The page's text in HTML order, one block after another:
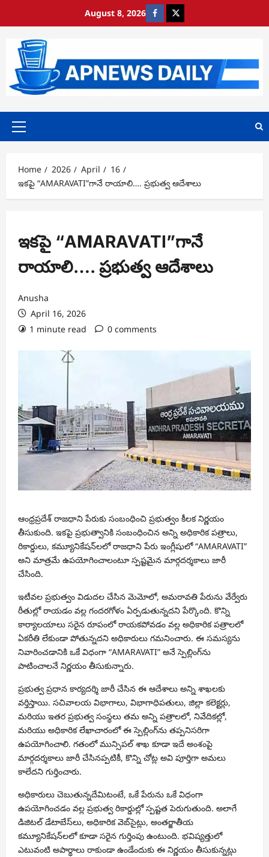
August 8, 2026 https://www.facebook.com/
https://x.com/
Primary
Home 2026 April
16
ఇకపై “AMARAVATI”గానే రాయాలి…. ప్రభుత్వ ఆదేశాలు
ఇకపై “AMARAVATI”గానే
రాయాలి…. ప్రభుత్వ ఆదేశాలు
Anusha
April 16, 2026
1 minute read
0 comments
ఆంధ్రప్రదేశ్ రాజధాని పేరుకు సంబంధించి ప్రభుత్వం కీలక నిర్ణయం
తీసుకుంది. ఇకపై ప్రభుత్వానికి సంబంధించిన అన్ని అధికారిక పత్రాలు,
రికార్డులు, కమ్యూనికేషన్‌లలో రాజధాని పేరు ఇంగ్లీషులో “AMARAVATI”
అని మాత్రమే ఉపయోగించాలంటూ స్పష్టమైన మార్గదర్శకాలు జారీ
చేసింది.
ఇటీవల ప్రభుత్వం విడుదల చేసిన మెమోలో, అమరావతి పేరును వేర్వేరు
రీతుల్లో రాయడం వల్ల గందరగోళం ఏర్పడుతున్నదని పేర్కొంది. కొన్ని
కార్యాలయాలు సరైన రూపంలో రాయకపోవడం వల్ల అధికారిక పత్రాలలో
ఏకరీతి లేకుండా పోతున్నదని అధికారులు గమనించారు. ఈ సమస్యను
నివారించడానికి ఒకే విధంగా “AMARAVATI” అనే స్పెల్లింగ్‌ను
పాటించాలనే నిర్ణయం తీసుకున్నారు.
ప్రభుత్వ ప్రధాన కార్యదర్శి జారీ చేసిన ఈ ఆదేశాలు అన్ని శాఖలకు
వర్తిస్తాయి. సచివాలయ విభాగాలు, విభాగాధిపతులు, జిల్లా కలెక్టర్లు,
మరియు ఇతర ప్రభుత్వ సంస్థలు తమ అన్ని పత్రాలలో, నివేదికల్లో,
మరియు అధికారిక లేఖాచారంలో ఈ స్పెల్లింగ్‌ను తప్పనిసరిగా
ఉపయోగించాలి. గతంలో మున్సిపల్ శాఖ కూడా ఇదే అంశంపై
మార్గదర్శకాలు జారీ చేసినప్పటికీ, కొన్ని చోట్ల అవి పూర్తిగా అమలు
కాలేదని గుర్తించారు.
అధికారులు చెబుతున్నదేమిటంటే, ఒకే పేరును ఒకే విధంగా
ఉపయోగించడం వల్ల ప్రభుత్వ రికార్డుల్లో స్పష్టత పెరుగుతుంది. అలాగే
డిజిటల్ డేటాబేస్‌లు, అధికారిక వెబ్‌సైట్లు, అంతర్జాతీయ
కమ్యూనికేషన్‌లలో కూడా సరైన గుర్తింపు ఉంటుంది. భవిష్యత్తులో
ఎటువంటి అపార్థాలు రాకుండా ఉండేందుకు ఈ నిర్ణయం తీసుకున్నట్లు